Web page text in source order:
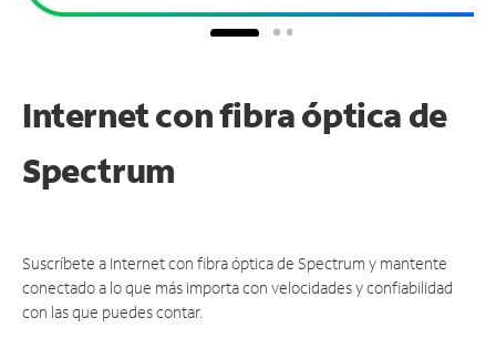
Internet con fibra óptica de
Spectrum
Suscríbete a Internet con fibra óptica de Spectrum y mantente
conectado a lo que más importa con velocidades y confiabilidad
con las que puedes contar.